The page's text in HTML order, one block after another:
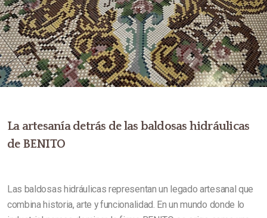
La artesanía detrás de las baldosas hidráulicas
de BENITO
Las baldosas hidráulicas representan un legado artesanal que
combina historia, arte y funcionalidad. En un mundo donde lo